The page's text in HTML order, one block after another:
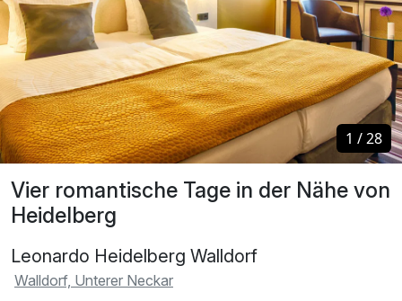
Vier romantische Tage in der Nähe von
Heidelberg
Leonardo Heidelberg Walldorf
Walldorf, Unterer Neckar
1 /28
1 /28